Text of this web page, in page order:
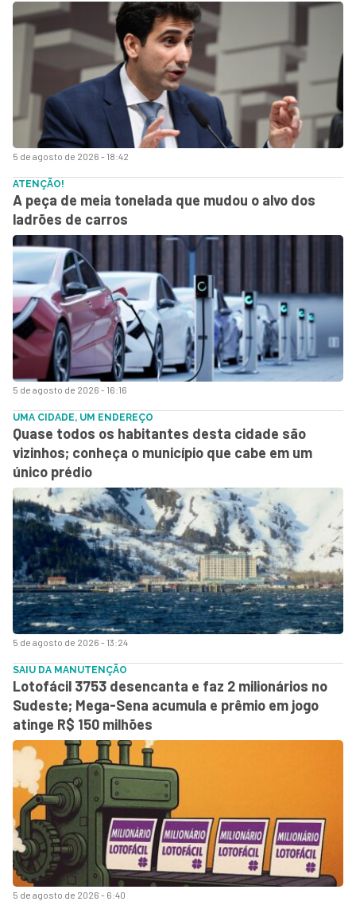
5 de agosto de 2026 - 18:42
5 de agosto de 2026 - 16:16
ATENÇÃO!
A peça de meia tonelada que mudou o alvo dos
ladrões de carros
5 de agosto de 2026 - 13:24
UMA CIDADE, UM ENDEREÇO
Quase todos os habitantes desta cidade são
vizinhos; conheça o município que cabe em um
único prédio
5 de agosto de 2026 - 6:40
SAIU DA MANUTENÇÃO
Lotofácil 3753 desencanta e faz 2 milionários no
Sudeste; Mega-Sena acumula e prêmio em jogo
atinge R$ 150 milhões